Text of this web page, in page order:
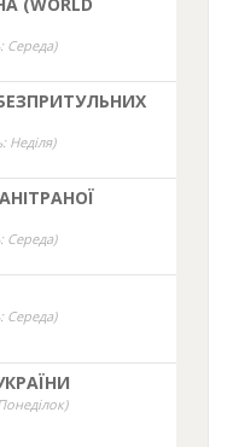
Середа)
Неділя)
Середа)
Середа)